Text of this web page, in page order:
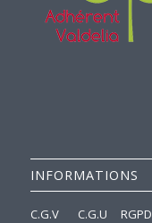
INFORMATIONS
C.G.V C.G.U
RGPD